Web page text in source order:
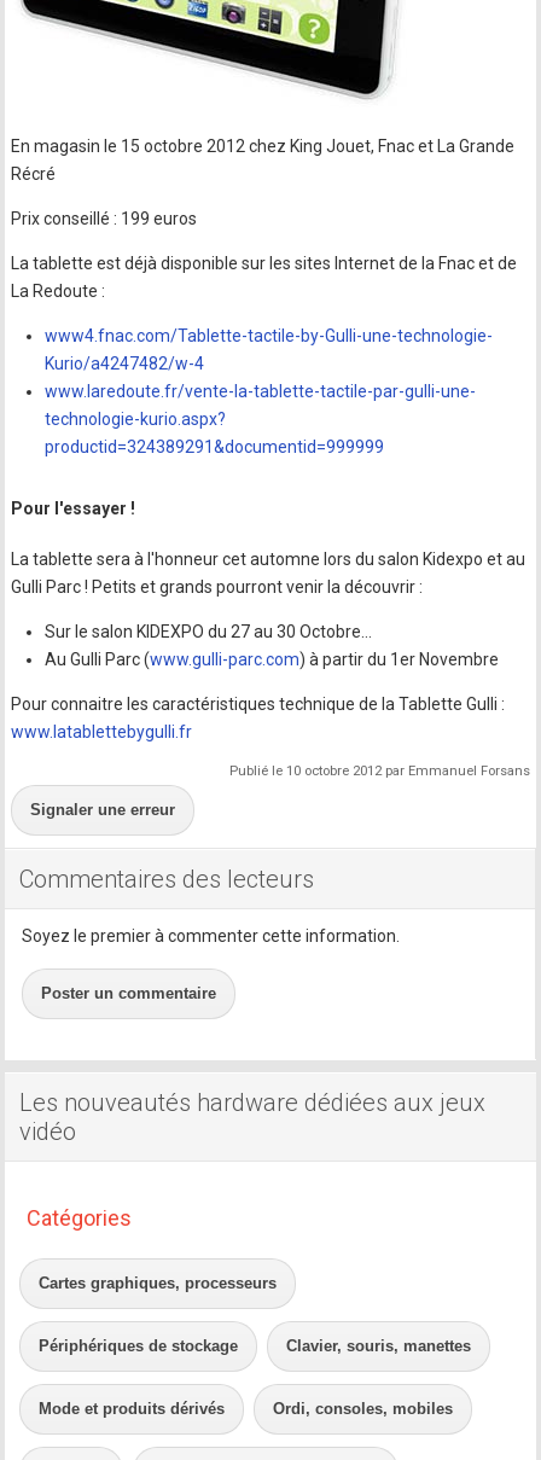
En magasin le 15 octobre 2012 chez King Jouet, Fnac et La Grande
Récré
Prix conseillé : 199 euros
La tablette est déjà disponible sur les sites Internet de la Fnac et de
La Redoute :
www4.fnac.com/Tablette-tactile-by-Gulli-une-technologie-
Kurio/a4247482/w-4
www.laredoute.fr/vente-la-tablette-tactile-par-gulli-une-
technologie-kurio.aspx?
productid=324389291&documentid=999999
Pour l'essayer !
La tablette sera à l'honneur cet automne lors du salon Kidexpo et au
Gulli Parc ! Petits et grands pourront venir la découvrir :
Sur le salon KIDEXPO du 27 au 30 Octobre…
Au Gulli Parc (www.gulli-parc.com) à partir du 1er Novembre
Pour connaitre les caractéristiques technique de la Tablette Gulli :
www.latablettebygulli.fr
Publié le 10 octobre 2012 par Emmanuel Forsans
Signaler une erreur
Commentaires des lecteurs
Soyez le premier à commenter cette information.
Poster un commentaire
Les nouveautés hardware dédiées aux jeux
vidéo
Catégories
Cartes graphiques, processeurs
Périphériques de stockage Clavier, souris, manettes
Mode et produits dérivés Ordi, consoles, mobiles